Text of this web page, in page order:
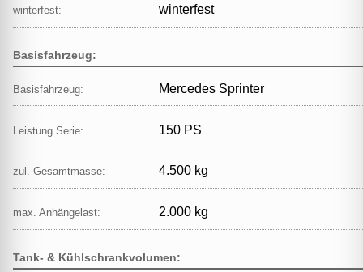
winterfest: winterfest
Basisfahrzeug:
Basisfahrzeug: Mercedes Sprinter
Leistung Serie: 150 PS
zul. Gesamtmasse: 4.500 kg
max. Anhängelast: 2.000 kg
Tank- & Kühlschrankvolumen: